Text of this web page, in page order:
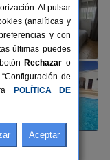
Al pulsar
(analíticas y
y con
últimas puedes
Rechazar o
de
POLÍTICA DE